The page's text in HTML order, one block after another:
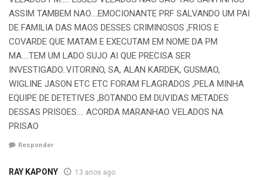
ASSIM TAMBEM NAO….EMOCIONANTE PRF SALVANDO UM PAI
DE FAMILIA DAS MAOS DESSES CRIMINOSOS ,FRIOS E
COVARDE QUE MATAM E EXECUTAM EM NOME DA PM
MA….TEM UM LADO SUJO AI QUE PRECISA SER
INVESTIGADO..VITORINO, SA, ALAN KARDEK, GUSMAO,
WIGLINE JASON ETC ETC FORAM FLAGRADOS ,PELA MINHA
EQUIPE DE DETETIVES ,BOTANDO EM DUVIDAS METADES
DESSAS PRISOES…. ACORDA MARANHAO VELADOS NA
PRISAO
Responder
RAY KAPONY 13 anos ago